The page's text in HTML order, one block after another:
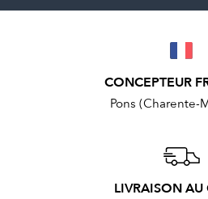
CONCEPTEUR
Pons (Charente-
LIVRAISON